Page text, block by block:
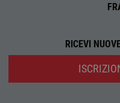
RICEVI